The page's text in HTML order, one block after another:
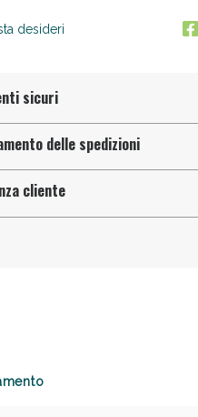
desideri
sicuri
delle spedizioni
cliente
Fanghi: Sconto fino al 40%
oggi!